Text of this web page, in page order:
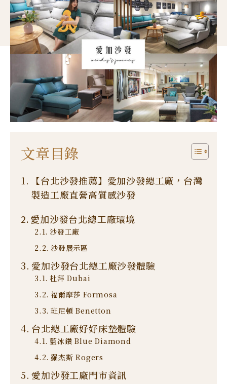
文章目錄
【台北沙發推薦】愛加沙發總工廠，台灣
製造工廠直營高質感沙發
愛加沙發台北總工廠環境
沙發工廠
沙發展示區
愛加沙發台北總工廠沙發體驗
杜拜 Dubai
福爾摩莎 Formosa
班尼頓 Benetton
台北總工廠好好床墊體驗
藍冰鑽 Blue Diamond
羅杰斯 Rogers
愛加沙發工廠門市資訊